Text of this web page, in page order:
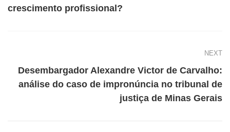
crescimento profissional?
NEXT
Desembargador Alexandre Victor de Carvalho:
análise do caso de impronúncia no tribunal de
justiça de Minas Gerais